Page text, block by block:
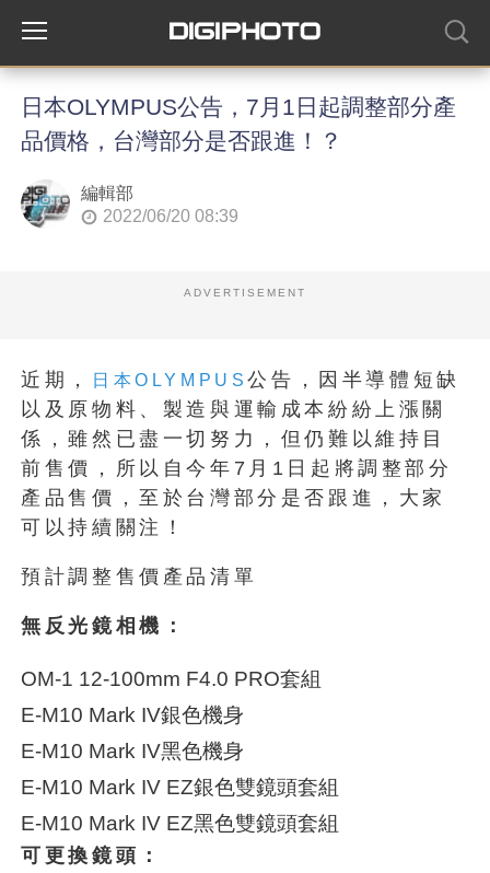
日本OLYMPUS公告，7月1日起調整部分產
品價格，台灣部分是否跟進！？
編輯部
2022/06/20 08:39
ADVERTISEMENT
近期， 日本OLYMPUS公告，因半導體短缺
以及原物料、製造與運輸成本紛紛上漲關
係，雖然已盡一切努力，但仍難以維持目
前售價，所以自今年7月1日起將調整部分
產品售價，至於台灣部分是否跟進，大家
可以持續關注！
預計調整售價產品清單
無反光鏡相機：
OM-1 12-100mm F4.0 PRO套組
E-M10 Mark IV銀色機身
E-M10 Mark IV黑色機身
E-M10 Mark IV EZ銀色雙鏡頭套組
E-M10 Mark IV EZ黑色雙鏡頭套組
可更換鏡頭：